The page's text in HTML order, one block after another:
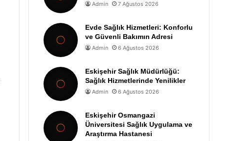
Admin 7 Ağustos 2026
Evde Sağlık Hizmetleri: Konforlu
ve Güvenli Bakımın Adresi
Admin 6 Ağustos 2026
Eskişehir Sağlık Müdürlüğü:
Sağlık Hizmetlerinde Yenilikler
Admin 6 Ağustos 2026
Eskişehir Osmangazi
Üniversitesi Sağlık Uygulama ve
Araştırma Hastanesi